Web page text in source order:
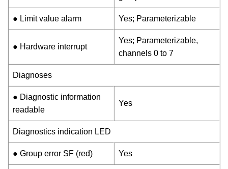
● Limit value alarm Yes; Parameterizable
● Hardware interrupt
Yes; Parameterizable,
channels 0 to 7
Diagnoses
● Diagnostic information
readable
Yes
Diagnostics indication LED
● Group error SF (red) Yes